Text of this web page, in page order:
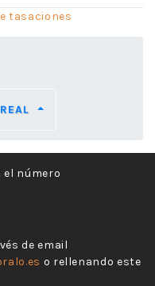
tasaciones
número
de email
o rellenando este